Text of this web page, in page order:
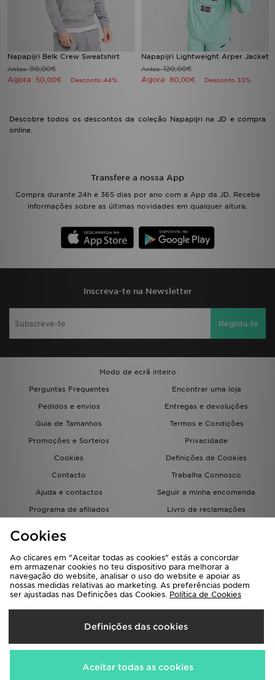
Napapijri Belk Crew Sweatshirt
Antes90,00€
Agora 50,00€ Desconto 44%
Napapijri Lightweight Arper Jacket
Antes120,00€
Agora 80,00€ Desconto 33%
Descobre todos os descontos da coleção Napapijri na JD e compra
online.
Transfere a nossa App
Compra durante 24h e 365 dias por ano com a App da JD. Recebe
informações sobre as últimas novidades em qualquer altura.
Inscreva-te na Newsletter
Regista-te
Modo de ecrã inteiro
Perguntas Frequentes
Encontrar uma loja
Pedidos e envios
Entregas e devoluções
Guia de Tamanhos
Termos e Condições
Promoções e Sorteios
Privacidade
Cookies
Definições de Cookies
Contacto
Trabalha Connosco
Ajuda e contactos
Seguir a minha encomenda
Programa de afiliados
Livro de reclamações
Seleciona O País
Portugal
Aceitamos os seguintes métodos de pagamento
Cookies
Ao clicares em "Aceitar todas as cookies" estás a concordar
em armazenar cookies no teu dispositivo para melhorar a
navegação do website, analisar o uso do website e apoiar as
nossas medidas relativas ao marketing. As preferências podem
ser ajustadas nas Definições das Cookies. Política de Cookies
Definições das cookies
Aceitar todas as cookies